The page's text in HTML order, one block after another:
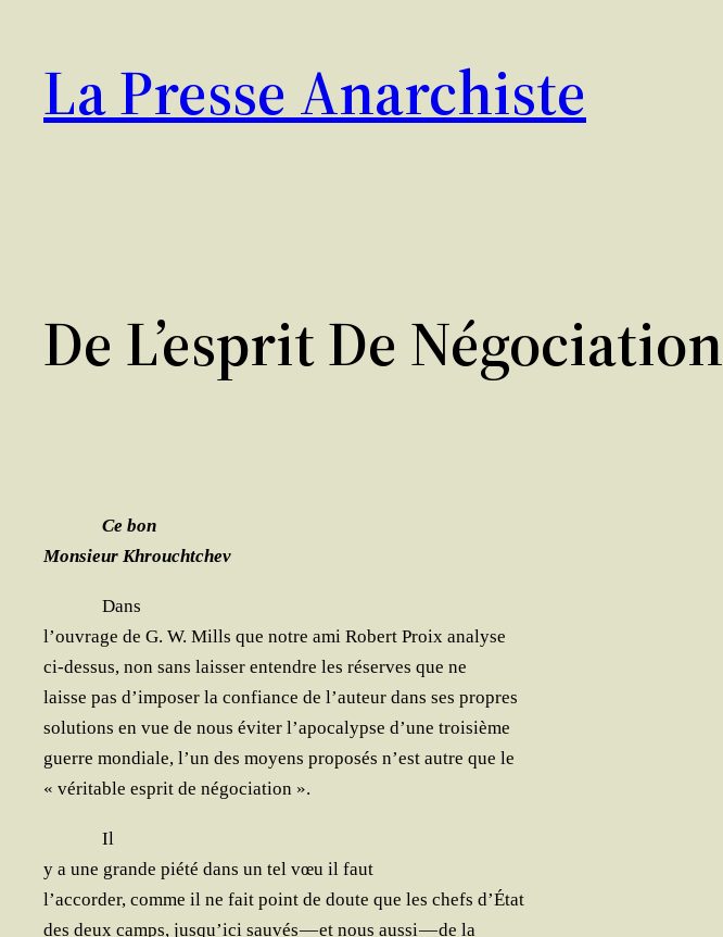
contenu
La Presse Anarchiste
De L’esprit De Négociation
Ce bon
Mon­sieur Khrouchtchev
Dans
l’ou­vrage de G. W. Mil­ls que notre ami Robert Proix analyse
ci-des­sus, non sans lais­ser entendre les réserves que ne
laisse pas d’im­po­ser la confiance de l’au­teur dans ses propres
solu­tions en vue de nous évi­ter l’a­po­ca­lypse d’une troisième
guerre mon­diale, l’un des moyens pro­po­sés n’est autre que le
« véri­table esprit de négociation ».
Il
y a une grande pié­té dans un tel vœu il faut
l’ac­cor­der, comme il ne fait point de doute que les chefs d’État
des deux camps, jus­qu’i­ci sau­vés — et nous aus­si — de la